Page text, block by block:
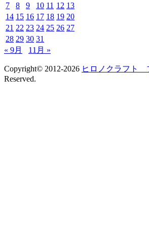
7
8 9 10 11 12 13
14 15 16 17 18 19 20
21 22 23 24 25 26 27
28 29 30 31
« 9月
11月 »
Copyright© 2012-2026 ヒロノクラフト
Reserved.